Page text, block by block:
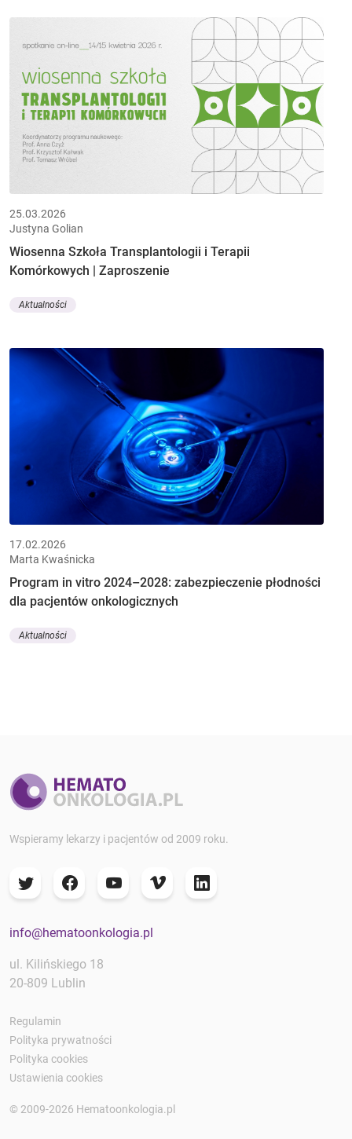
25.03.2026
Justyna Golian
Wiosenna Szkoła Transplantologii i Terapii
Komórkowych | Zaproszenie
Aktualności
17.02.2026
Marta Kwaśnicka
Program in vitro 2024–2028: zabezpieczenie płodności
dla pacjentów onkologicznych
Aktualności
Wspieramy lekarzy i pacjentów od 2009 roku.
info@hematoonkologia.pl
ul. Kilińskiego 18
20-809 Lublin
Regulamin
Polityka prywatności
Polityka cookies
Ustawienia cookies
© 2009-2026 Hematoonkologia.pl